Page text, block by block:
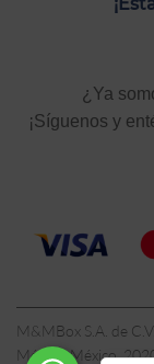
¿Ya
¡Síguenos y
M&MBox S.A. de
México, México,